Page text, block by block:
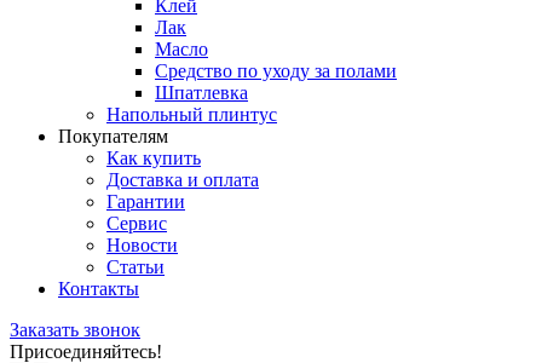
Клей
Лак
Масло
Средство по уходу за полами
Шпатлевка
Напольный плинтус
Покупателям
Как купить
Доставка и оплата
Гарантии
Сервис
Новости
Статьи
Контакты
Заказать звонок
Присоединяйтесь!